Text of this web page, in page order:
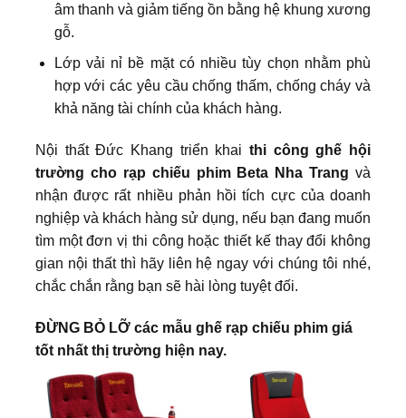
âm thanh và giảm tiếng ồn bằng hệ khung xương
gỗ.
Lớp vải nỉ bề mặt có nhiều tùy chọn nhằm phù
hợp với các yêu cầu chống thấm, chống cháy và
khả năng tài chính của khách hàng.
Nội thất Đức Khang triển khai thi công ghế hội
trường cho rạp chiếu phim Beta Nha Trang và
nhận được rất nhiều phản hồi tích cực của doanh
nghiệp và khách hàng sử dụng, nếu bạn đang muốn
tìm một đơn vị thi công hoặc thiết kế thay đổi không
gian nội thất thì hãy liên hệ ngay với chúng tôi nhé,
chắc chắn rằng bạn sẽ hài lòng tuyệt đối.
ĐỪNG BỎ LỠ các mẫu ghế rạp chiếu phim giá
tốt nhất thị trường hiện nay.